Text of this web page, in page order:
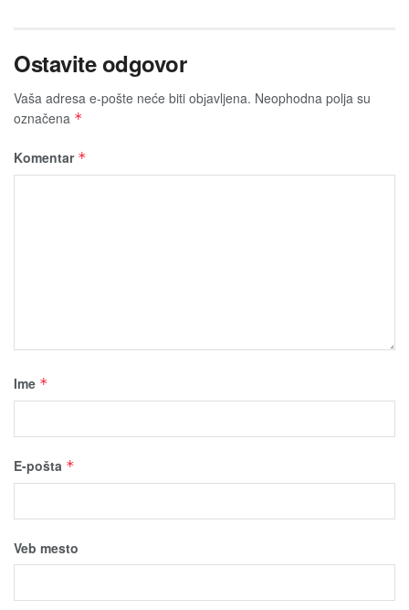
Ostavite odgovor
Vaša adresa e-pošte neće biti obјavljena. Neophodna polja su
označena *
Komentar *
Ime *
E-pošta *
Veb mesto